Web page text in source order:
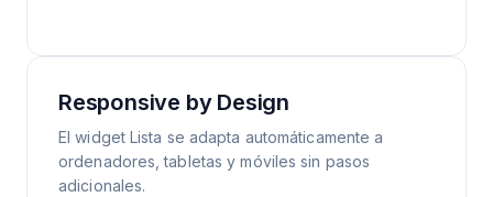
Responsive by Design
El widget Lista se adapta automáticamente a
ordenadores, tabletas y móviles sin pasos
adicionales.